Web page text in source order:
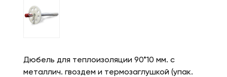
Дюбель для теплоизоляции 90*10 мм. с
металлич. гвоздем и термозаглушкой (упак.